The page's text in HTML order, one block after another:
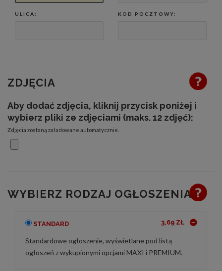
ULICA: KOD POCZTOWY:
ZDJĘCIA
Aby dodać zdjęcia, kliknij przycisk poniżej i
wybierz pliki ze zdjęciami (maks. 12 zdjęć):
Zdjęcia zostaną załadowane automatycznie.
WYBIERZ RODZAJ OGŁOSZENIA
STANDARD 3,69 ZŁ
Standardowe ogłoszenie, wyświetlane pod listą
ogłoszeń z wykupionymi opcjami MAXI i PREMIUM.